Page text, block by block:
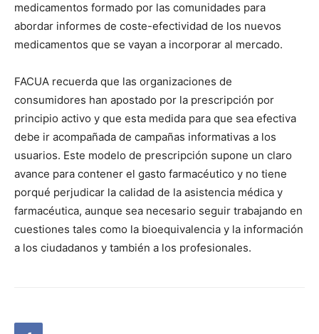
medicamentos formado por las comunidades para
abordar informes de coste-efectividad de los nuevos
medicamentos que se vayan a incorporar al mercado.
FACUA recuerda que las organizaciones de
consumidores han apostado por la prescripción por
principio activo y que esta medida para que sea efectiva
debe ir acompañada de campañas informativas a los
usuarios. Este modelo de prescripción supone un claro
avance para contener el gasto farmacéutico y no tiene
porqué perjudicar la calidad de la asistencia médica y
farmacéutica, aunque sea necesario seguir trabajando en
cuestiones tales como la bioequivalencia y la información
a los ciudadanos y también a los profesionales.